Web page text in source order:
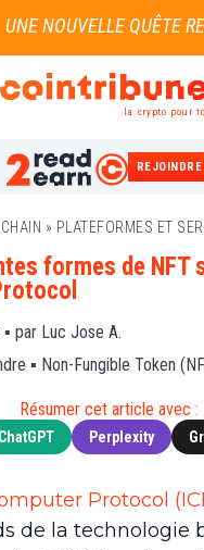
la crypto pour
REJOINDRE
» PLATEFORMES ET
formes de NFT
par Luc Jose A.
▪ Non-Fungible Token
Résumer cet article avec :
ChatGPT Perplexity
Protocol
de la technologie